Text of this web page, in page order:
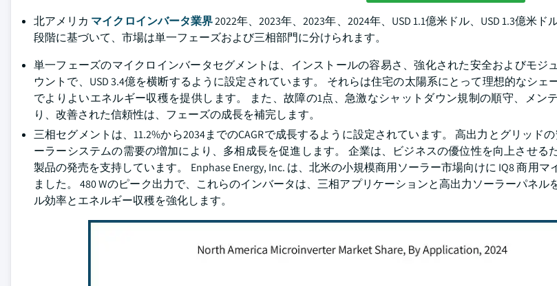
北アメリカ マイクロインバータ業界2022年、2023年、2023年、2024年、USD 1.1億米ドル、USD 1.3億米ド
段階に基づいて、市場は単一フェーズおよび三相部門に分けられます。
単一フェーズのマイクロインバータセグメントは、インストールの容易さ、強化された安全およびモジ
ウントで、USD 3.4億を横断するように設定されています。 それらは住宅の太陽系にとって理想的なシェ
でよりよいエネルギー収穫を提供します。 また、故障の1点、急激なシャットダウン規制の順守、メン
り、改善された信頼性は、フェーズの成長を補完します。
三相セグメントは、11.2%から2034までのCAGRで成長するように設定されています。 高出力とグリッド
ーラーシステムの需要の増加により、多相成長を促進します。 企業は、ビジネスの優位性を向上させる
製品の発売を支持しています。 Enphase Energy, Inc. は、北米の小規模商用ソーラー市場向けに IQ8 商用
ました。 480 Wのピーク出力で、これらのインバータは、三相アプリケーションと高出力ソーラーパネル
ル効率とエネルギー収穫を強化します。